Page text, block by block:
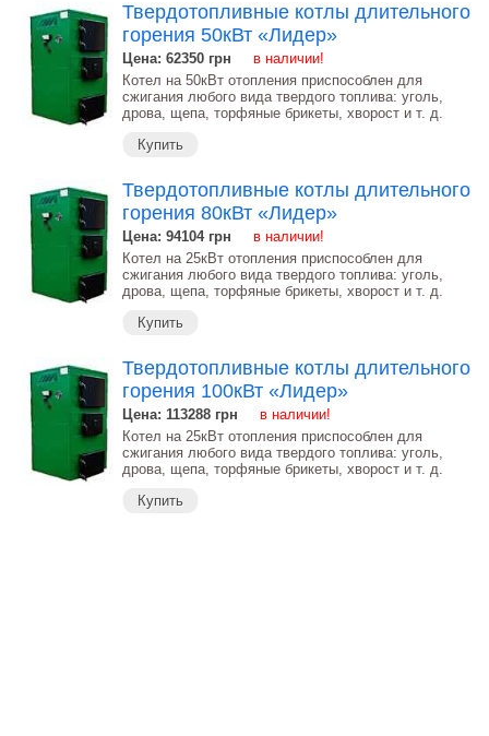
Твердотопливные котлы длительного
горения 50кВт «Лидер»
Цена: 62350 грн
в наличии!
Котел на 50кВт отопления приспособлен для
сжигания любого вида твердого топлива: уголь,
дрова, щепа, торфяные брикеты, хворост и т. д.
Купить
Твердотопливные котлы длительного
горения 80кВт «Лидер»
Цена: 94104 грн
в наличии!
Котел на 25кВт отопления приспособлен для
сжигания любого вида твердого топлива: уголь,
дрова, щепа, торфяные брикеты, хворост и т. д.
Купить
Твердотопливные котлы длительного
горения 100кВт «Лидер»
Цена: 113288 грн
в наличии!
Котел на 25кВт отопления приспособлен для
сжигания любого вида твердого топлива: уголь,
дрова, щепа, торфяные брикеты, хворост и т. д.
Купить